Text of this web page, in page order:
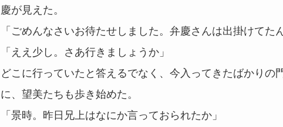
慶が見えた。
「ごめんなさいお待たせしました。弁慶さんは出掛けてた
「ええ少し。さあ行きましょうか」
どこに行っていたと答えるでなく、今入ってきたばかりの
に、望美たちも歩き始めた。
「景時。昨日兄上はなにか言っておられたか」